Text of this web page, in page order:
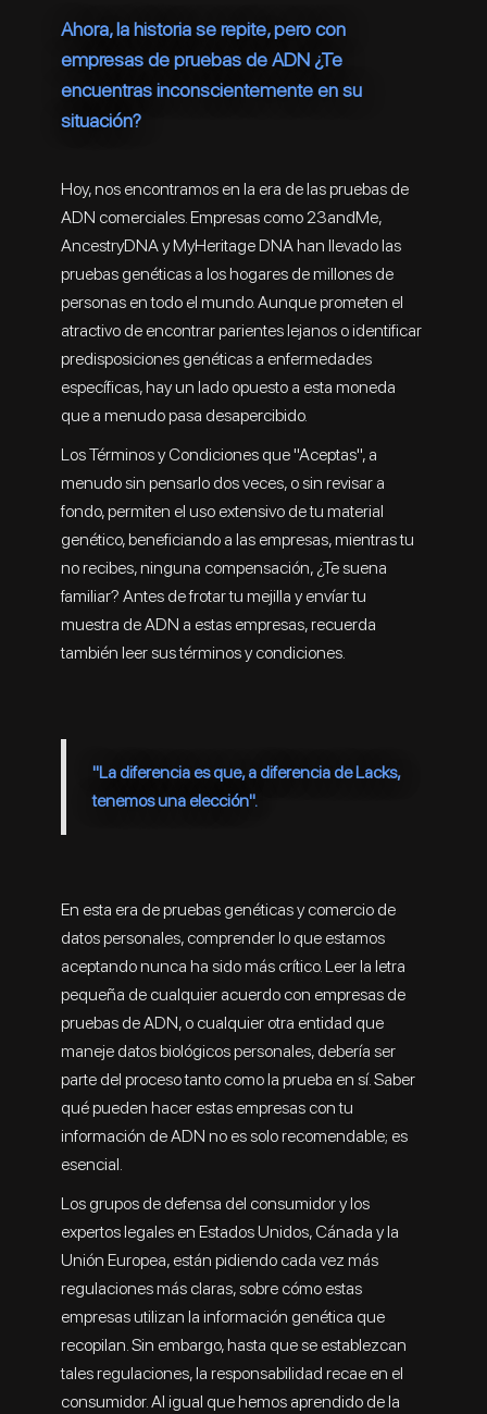
Ahora, la historia se repite, pero con
empresas de pruebas de ADN ¿Te
encuentras inconscientemente en su
situación?
Hoy, nos encontramos en la era de las pruebas de
ADN comerciales. Empresas como 23andMe,
AncestryDNA y MyHeritage DNA han llevado las
pruebas genéticas a los hogares de millones de
personas en todo el mundo. Aunque prometen el
atractivo de encontrar parientes lejanos o identificar
predisposiciones genéticas a enfermedades
específicas, hay un lado opuesto a esta moneda
que a menudo pasa desapercibido.
Los Términos y Condiciones que "Aceptas", a
menudo sin pensarlo dos veces, o sin revisar a
fondo, permiten el uso extensivo de tu material
genético, beneficiando a las empresas, mientras tu
no recibes, ninguna compensación, ¿Te suena
familiar? Antes de frotar tu mejilla y envíar tu
muestra de ADN a estas empresas, recuerda
también leer sus términos y condiciones.
"La diferencia es que, a diferencia de Lacks,
tenemos una elección".
En esta era de pruebas genéticas y comercio de
datos personales, comprender lo que estamos
aceptando nunca ha sido más crítico. Leer la letra
pequeña de cualquier acuerdo con empresas de
pruebas de ADN, o cualquier otra entidad que
maneje datos biológicos personales, debería ser
parte del proceso tanto como la prueba en sí. Saber
qué pueden hacer estas empresas con tu
información de ADN no es solo recomendable; es
esencial.
Los grupos de defensa del consumidor y los
expertos legales en Estados Unidos, Cánada y la
Unión Europea, están pidiendo cada vez más
regulaciones más claras, sobre cómo estas
empresas utilizan la información genética que
recopilan. Sin embargo, hasta que se establezcan
tales regulaciones, la responsabilidad recae en el
consumidor. Al igual que hemos aprendido de la